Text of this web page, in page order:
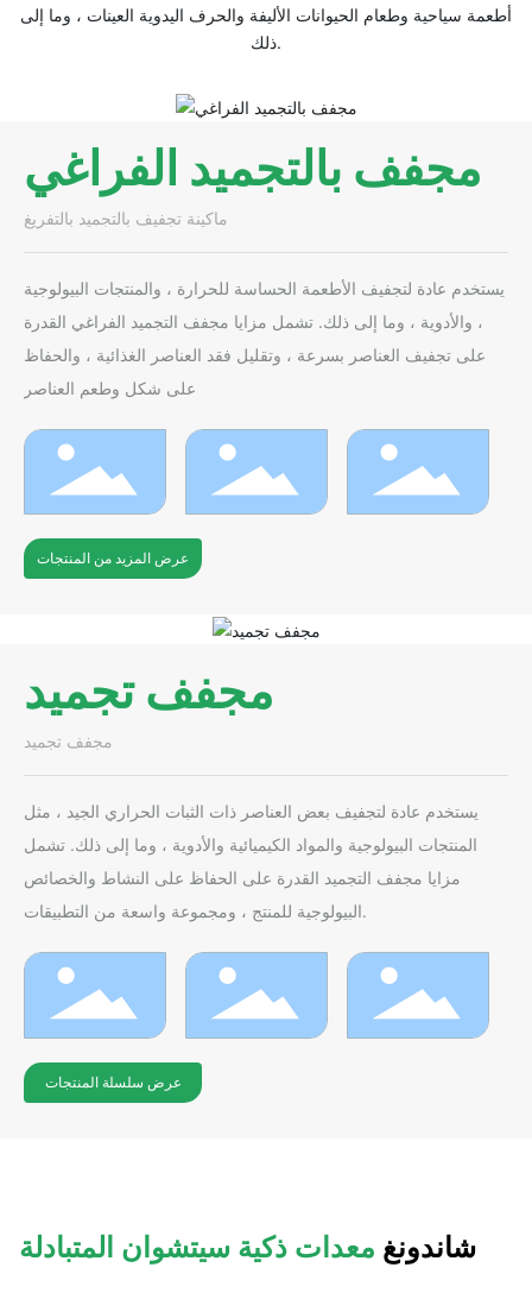
أطعمة سياحية وطعام الحيوانات الأليفة والحرف اليدوية العينات ، وما إلى
ذلك.
مجفف بالتجميد الفراغي
ماكينة تجفيف بالتجميد بالتفريغ
يستخدم عادة لتجفيف الأطعمة الحساسة للحرارة ، والمنتجات البيولوجية
، والأدوية ، وما إلى ذلك. تشمل مزايا مجفف التجميد الفراغي القدرة
على تجفيف العناصر بسرعة ، وتقليل فقد العناصر الغذائية ، والحفاظ
على شكل وطعم العناصر
عرض المزيد من المنتجات
مجفف تجميد
مجفف تجميد
يستخدم عادة لتجفيف بعض العناصر ذات الثبات الحراري الجيد ، مثل
المنتجات البيولوجية والمواد الكيميائية والأدوية ، وما إلى ذلك. تشمل
مزايا مجفف التجميد القدرة على الحفاظ على النشاط والخصائص
البيولوجية للمنتج ، ومجموعة واسعة من التطبيقات.
عرض سلسلة المنتجات
شاندونغ معدات ذكية سيتشوان المتبادلة